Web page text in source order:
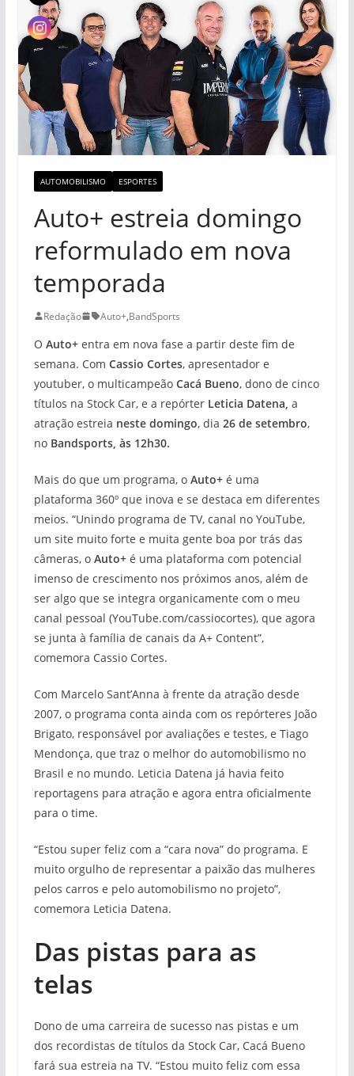
AUTOMOBILISMO ESPORTES
Auto+ estreia domingo
reformulado em nova
temporada
Redação Auto+,BandSports
O Auto+entra em nova fase a partir deste fim de
semana. Com Cassio Cortes, apresentador e
youtuber, o multicampeão Cacá Bueno, dono de cinco
títulos na Stock Car, e a repórter Leticia Datena, a
atração estreia neste domingo, dia 26 de setembro,
no Bandsports, às 12h30.
Mais do que um programa, oAuto+é uma
plataforma 360º que inova e se destaca em diferentes
meios. “Unindo programa de TV, canal no YouTube,
um site muito forte e muita gente boa por trás das
câmeras, oAuto+ é uma plataforma com potencial
imenso de crescimento nos próximos anos, além de
ser algo que se integra organicamente com o meu
canal pessoal (YouTube.com/cassiocortes), que agora
se junta à família de canais da A+ Content”,
comemora Cassio Cortes.
Com Marcelo Sant’Anna à frente da atração desde
2007, o programa conta ainda com os repórteres João
Brigato, responsável por avaliações e testes, e Tiago
Mendonça, que traz o melhor do automobilismo no
Brasil e no mundo. Leticia Datena já havia feito
reportagens para atração e agora entra oficialmente
para o time.
“Estou super feliz com a “cara nova” do programa. E
muito orgulho de representar a paixão das mulheres
pelos carros e pelo automobilismo no projeto”,
comemora Leticia Datena.
Das pistas para as
telas
Dono de uma carreira de sucesso nas pistas e um
dos recordistas de títulos da Stock Car, Cacá Bueno
fará sua estreia na TV. “Estou muito feliz com essa